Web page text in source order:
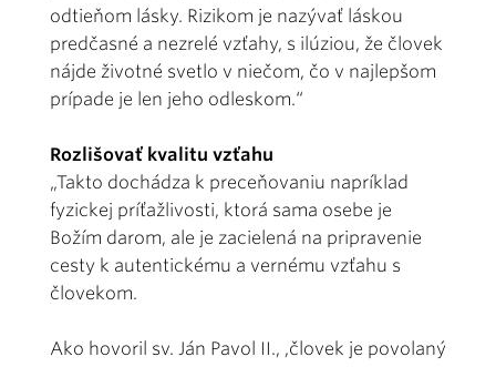
odtieňom lásky. Rizikom je nazývať láskou
predčasné a nezrelé vzťahy, s ilúziou, že človek
nájde životné svetlo v niečom, čo v najlepšom
prípade je len jeho odleskom.“
Rozlišovať kvalitu vzťahu
„Takto dochádza k preceňovaniu napríklad
fyzickej príťažlivosti, ktorá sama osebe je
Božím darom, ale je zacielená na pripravenie
cesty k autentickému a vernému vzťahu s
človekom.
Ako hovoril sv. Ján Pavol II., ,človek je povolaný